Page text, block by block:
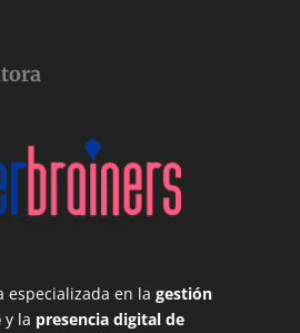
especializada en la gestión
y la presencia digital de